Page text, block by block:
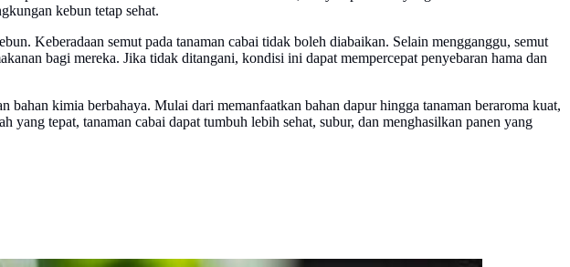
kebun tetap sehat.
Keberadaan semut pada tanaman cabai tidak boleh diabaikan. Selain mengganggu, semut
bagi mereka. Jika tidak ditangani, kondisi ini dapat mempercepat penyebaran hama dan
kimia berbahaya. Mulai dari memanfaatkan bahan dapur hingga tanaman beraroma kuat,
tepat, tanaman cabai dapat tumbuh lebih sehat, subur, dan menghasilkan panen yang